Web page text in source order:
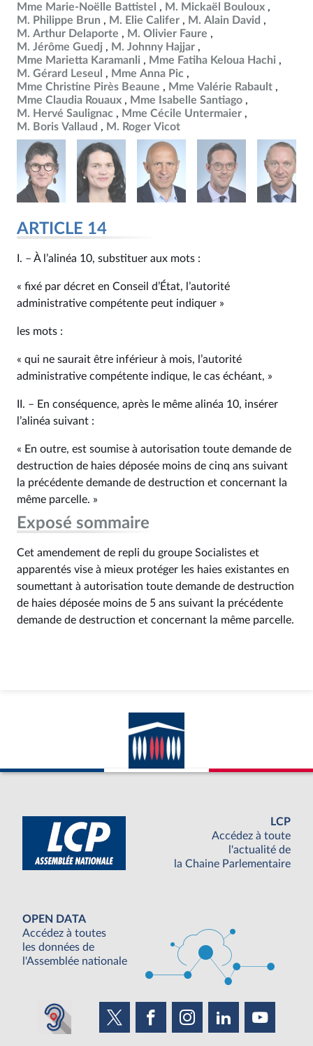
Mme Marie-Noëlle Battistel
M. Mickaël Bouloux
M. Philippe Brun
M. Elie Califer
M. Alain David
M. Arthur Delaporte
M. Olivier Faure
M. Jérôme Guedj
M. Johnny Hajjar
Mme Marietta Karamanli
Mme Fatiha Keloua Hachi
M. Gérard Leseul
Mme Anna Pic
Mme Christine Pirès Beaune
Mme Valérie Rabault
Mme Claudia Rouaux
Mme Isabelle Santiago
M. Hervé Saulignac
Mme Cécile Untermaier
M. Boris Vallaud
M. Roger Vicot
ARTICLE 14
I. – À l’alinéa 10, substituer aux mots :
« fixé par décret en Conseil d’État, l’autorité
administrative compétente peut indiquer »
les mots :
« qui ne saurait être inférieur à mois, l’autorité
administrative compétente indique, le cas échéant, »
II. – En conséquence, après le même alinéa 10, insérer
l’alinéa suivant :
« En outre, est soumise à autorisation toute demande de
destruction de haies déposée moins de cinq ans suivant
la précédente demande de destruction et concernant la
même parcelle. »
Exposé sommaire
Cet amendement de repli du groupe Socialistes et
apparentés vise à mieux protéger les haies existantes en
soumettant à autorisation toute demande de destruction
de haies déposée moins de 5 ans suivant la précédente
demande de destruction et concernant la même parcelle.
LCP
Accédez à toute
l'actualité de
la Chaine Parlementaire
OPEN DATA
Accédez à toutes
les données de
l'Assemblée nationale